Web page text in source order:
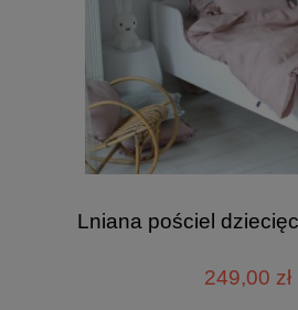
Lniana pościel
249,00 zł